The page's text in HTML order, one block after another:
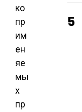
ко
пр
им
ен
яе
мы
х
пр